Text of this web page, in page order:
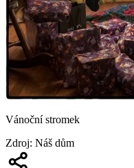
Vánoční stromek
Zdroj: Náš dům